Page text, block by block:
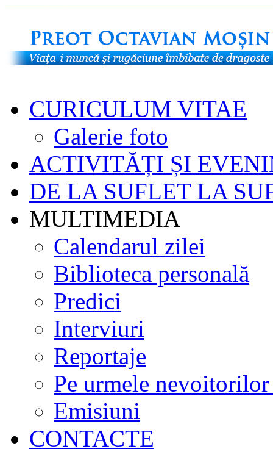
CURICULUM VITAE
Galerie foto
ACTIVITĂȚI ȘI
DE LA SUFLET LA
MULTIMEDIA
Calendarul zilei
Biblioteca personală
Predici
Interviuri
Reportaje
Pe urmele nevoitorilor
Emisiuni
CONTACTE